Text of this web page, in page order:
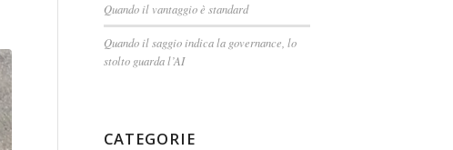
Quando il vantaggio è standard
Quando il saggio indica la governance, lo
stolto guarda l’AI
CATEGORIE